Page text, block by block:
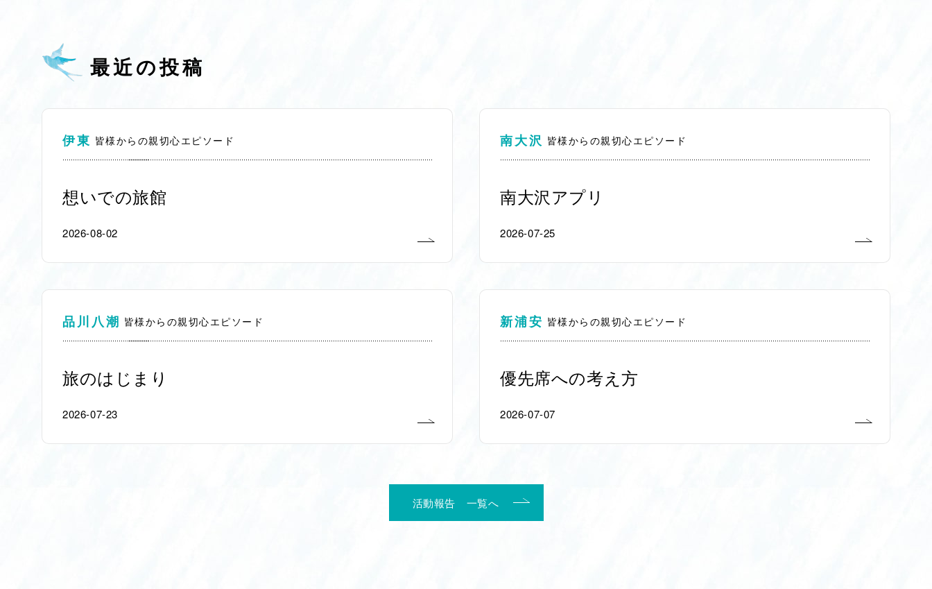
最近の投稿
伊東 皆様からの親切心エピソード
想いでの旅館
2026-08-02
南大沢 皆様からの親切心エピソード
南大沢アプリ
2026-07-25
品川八潮 皆様からの親切心エピソード
旅のはじまり
2026-07-23
新浦安 皆様からの親切心エピソード
優先席への考え方
2026-07-07
活動報告 一覧へ